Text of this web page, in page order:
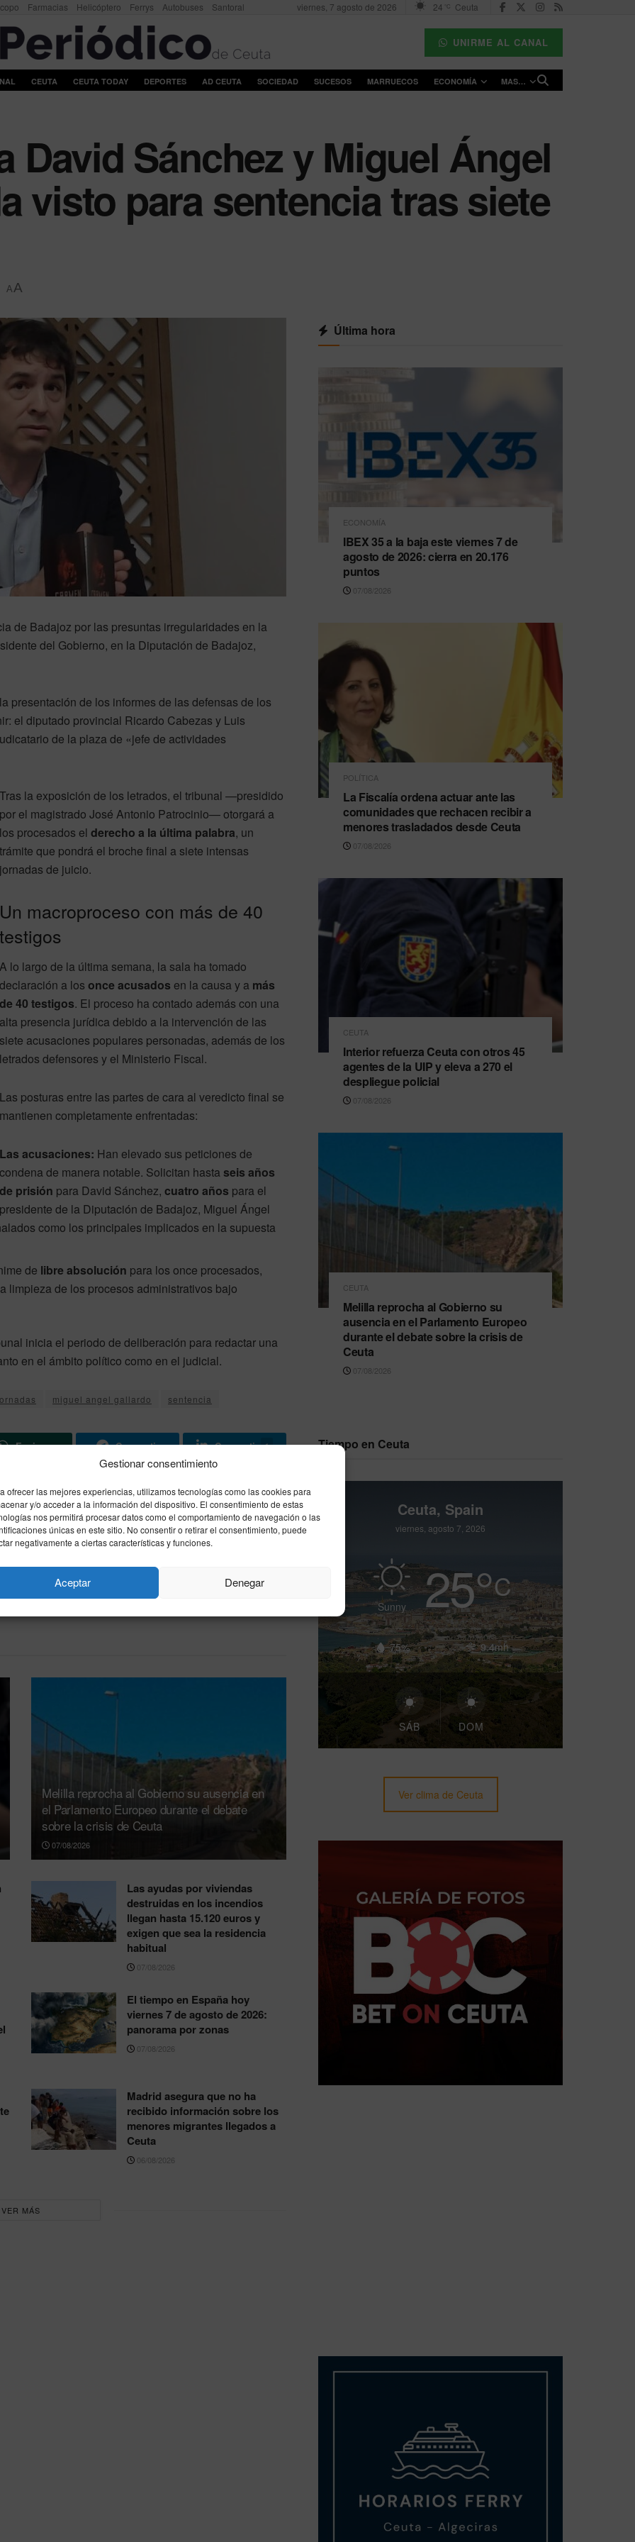
Gestionar consentimiento
ofrecer las mejores experiencias, utilizamos tecnologías como las cookies para
y/o acceder a la información del dispositivo. El consentimiento de estas
nos permitirá procesar datos como el comportamiento de navegación o las
únicas en este sitio. No consentir o retirar el consentimiento, puede
negativamente a ciertas características y funciones.
Aceptar Denegar
Farmacias Helicóptero Ferrys Autobuses Santoral viernes, 7 agosto de 2026 24 °C Ceuta
UNIRME AL CANAL
CEUTA CEUTA TODAY DEPORTES AD CEUTA SOCIEDAD SUCESOS MARRUECOS ECONOMÍA MAS…
David Sánchez y Miguel Ángel
visto para sentencia tras siete
AA
de Badajoz por las presuntas irregularidades en la
del Gobierno, en la Diputación de Badajoz,
presentación de los informes de las defensas de los
el diputado provincial Ricardo Cabezas y Luis
de la plaza de «jefe de actividades
Tras la exposición de los letrados, el tribunal —presidido
por el magistrado José Antonio Patrocinio— otorgará a
los procesados el derecho a la última palabra, un
trámite que pondrá el broche final a siete intensas
jornadas de juicio.
Un macroproceso con más de 40
testigos
A lo largo de la última semana, la sala ha tomado
declaración a los once acusados en la causa y a más
de 40 testigos. El proceso ha contado además con una
alta presencia jurídica debido a la intervención de las
siete acusaciones populares personadas, además de los
letrados defensores y el Ministerio Fiscal.
Las posturas entre las partes de cara al veredicto final se
mantienen completamente enfrentadas:
Las acusaciones: Han elevado sus peticiones de
condena de manera notable. Solicitan hastaseis años
de prisión para David Sánchez, cuatro años para el
presidente de la Diputación de Badajoz, Miguel Ángel
como los principales implicados en la supuesta
de libre absolución para los once procesados,
limpieza de los procesos administrativos bajo
inicia el periodo de deliberación para redactar una
en el ámbito político como en el judicial.
miguel angel gallardo sentencia
Enviar Compartir Compartir 1
Siguiente noticia
Fervor en Cataluña ante la llegada histórica
del Papa León XIV: Barcelona se blinda para
Melilla reprocha al Gobierno su ausencia en
el Parlamento Europeo durante el debate
sobre la crisis de Ceuta
07/08/2026
Las ayudas por viviendas
destruidas en los incendios
llegan hasta 15.120 euros y
exigen que sea la residencia
habitual
07/08/2026
El tiempo en España hoy
viernes 7 de agosto de 2026:
panorama por zonas
07/08/2026
Madrid asegura que no ha
recibido información sobre los
menores migrantes llegados a
Ceuta
06/08/2026
VER MÁS
Última hora
ECONOMÍA
IBEX 35 a la baja este viernes 7 de
agosto de 2026: cierra en 20.176
puntos
07/08/2026
POLÍTICA
La Fiscalía ordena actuar ante las
comunidades que rechacen recibir a
menores trasladados desde Ceuta
07/08/2026
CEUTA
Interior refuerza Ceuta con otros 45
agentes de la UIP y eleva a 270 el
despliegue policial
07/08/2026
CEUTA
Melilla reprocha al Gobierno su
ausencia en el Parlamento Europeo
durante el debate sobre la crisis de
Ceuta
07/08/2026
Tiempo en Ceuta
Ceuta, Spain
viernes, agosto 7, 2026
Sunny 25°C
75% 9.4mh
SÁB DOM
Ver clima de Ceuta